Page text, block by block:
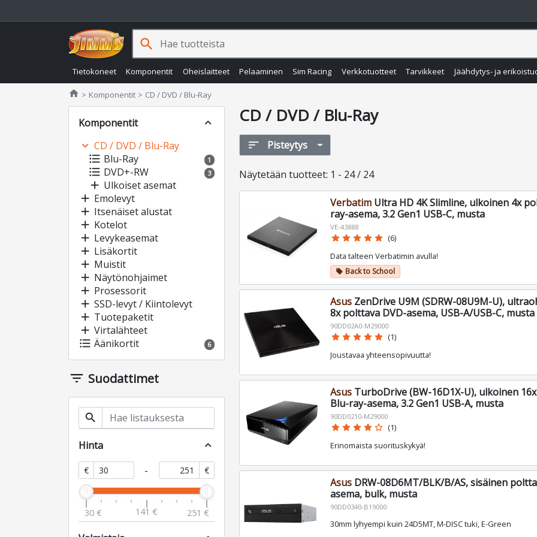
Tietokoneet Komponentit Oheislaitteet Pelaaminen Sim Racing Verkkotuotteet Tarvikkeet Jäähdytys- ja
search
home Jimms.fi
Komponentit CD / DVD / Blu-Ray
Komponentit
expand_less
expand_more CD / DVD / Blu-Ray
format_list_bulleted Blu-Ray 1
format_list_bulleted DVD+-RW 3
add Ulkoiset asemat
add Emolevyt
add Itsenäiset alustat
add Kotelot
add Levykeasemat
add Lisäkortit
add Muistit
add Näytönohjaimet
add Prosessorit
add SSD-levyt / Kiintolevyt
add Tuotepaketit
add Virtalähteet
format_list_bulleted Äänikortit 6
filter_list Suodattimet
search
Hinta expand_less
€ - €
30 € 141 € 251 €
CD / DVD / Blu-Ray
sort Pisteytys
Näytetään tuotteet: 1 - 24 / 24
VerbatimUltra HD 4K Slimline, ulkoinen 4x
ray-asema, 3.2 Gen1 USB-C, musta
VE-43888
star star star star star (6)
Data talteen Verbatimin avulla!
local_offer Back to School
AsusZenDrive U9M (SDRW-08U9M-U),
8x polttava DVD-asema, USB-A/USB-C, musta
90DD02A0-M29000
star star star star star (1)
Joustavaa yhteensopivuutta!
AsusTurboDrive (BW-16D1X-U), ulkoinen
Blu-ray-asema, 3.2 Gen1 USB-A, musta
90DD0210-M29000
star star star star star_border (1)
Erinomaista suorituskykyä!
AsusDRW-08D6MT/BLK/B/AS, sisäinen
asema, bulk, musta
90DD0340-B19000
30mm lyhyempi kuin 24D5MT, M-DISC tuki, E-Green